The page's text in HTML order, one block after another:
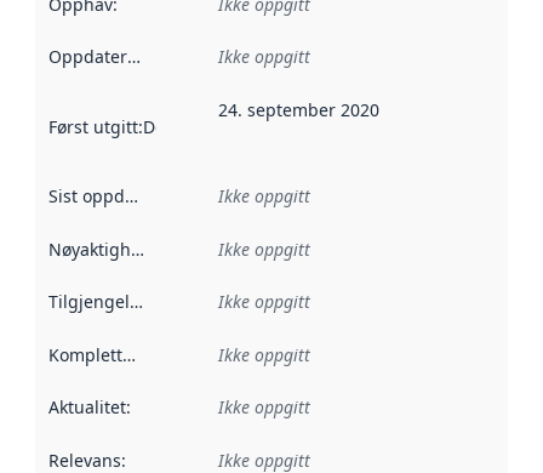
Oppdateringsfrekvens :
Ikke oppgitt
Først utgitt:Denne datoen sier når dataene i dette
24. september 2020
Sist oppdatert Ikke oppgitt
Nøyaktighet Ikke oppgitt
Tilgjengelighet Ikke oppgitt
Kompletthet Ikke oppgitt
Aktualitet: Ikke oppgitt
Relevans: Ikke oppgitt